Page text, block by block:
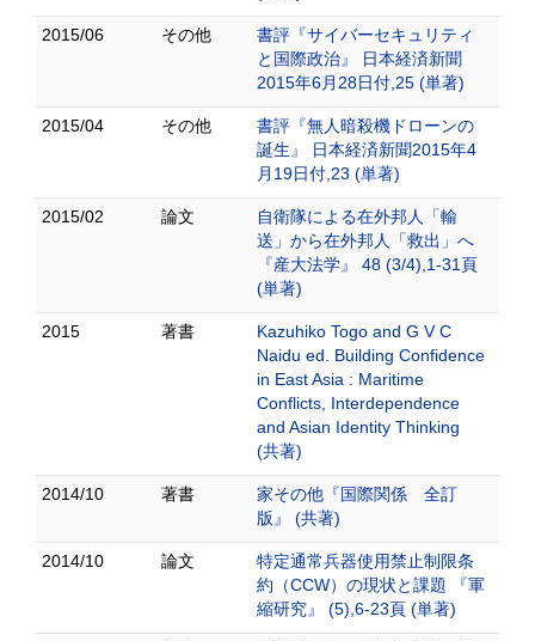
2015/06 その他
書評『サイバーセキュリティ
と国際政治』 日本経済新聞
2015年6月28日付,25 (単著)
2015/04 その他
書評『無人暗殺機ドローンの
誕生』 日本経済新聞2015年4
月19日付,23 (単著)
2015/02 論文
自衛隊による在外邦人「輸
送」から在外邦人「救出」へ
『産大法学』 48 (3/4),1-31頁
(単著)
2015 著書
Kazuhiko Togo and G V C
Naidu ed. Building Confidence
in East Asia : Maritime
Conflicts, Interdependence
and Asian Identity Thinking
(共著)
2014/10 著書
家その他『国際関係 全訂
版』 (共著)
2014/10 論文
特定通常兵器使用禁止制限条
約（CCW）の現状と課題 『軍
縮研究』 (5),6-23頁 (単著)